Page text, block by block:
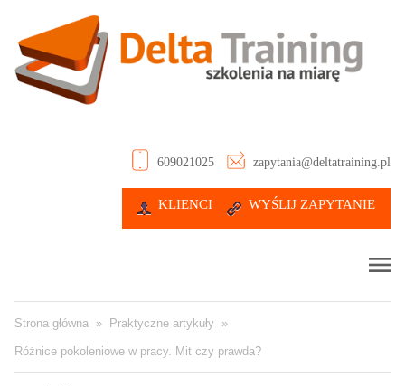
609021025 zapytania@deltatraining.pl
KLIENCI WYŚLIJ ZAPYTANIE
Strona główna » Praktyczne artykuły »
Różnice pokoleniowe w pracy. Mit czy prawda?